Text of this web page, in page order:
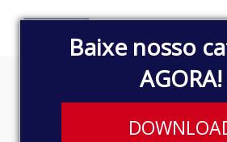
Baixe nosso
AGORA!
INTERRUPTOR DE